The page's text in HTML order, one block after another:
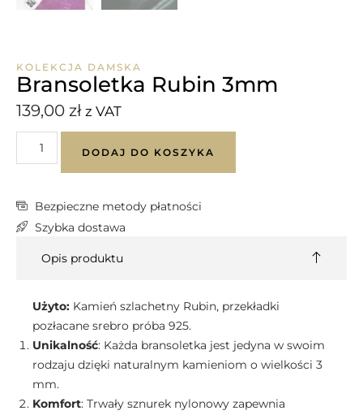
KOLEKCJA DAMSKA
Bransoletka Rubin 3mm
139,00 zł z VAT
DODAJ DO KOSZYKA
Bezpieczne metody płatności
Szybka dostawa
Opis produktu
Użyto: Kamień szlachetny Rubin, przekładki
pozłacane srebro próba 925.
Unikalność: Każda bransoletka jest jedyna w swoim
rodzaju dzięki naturalnym kamieniom o wielkości 3
mm.
Komfort: Trwały sznurek nylonowy zapewnia